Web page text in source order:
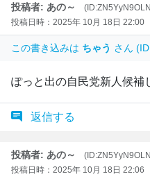
投稿者: あの～
投稿日時：2025年 10月 18日 22:00
この書き込みは ちゃう さん
ぽっと出の自民党新人候補
返信する
投稿者: あの～
投稿日時：2025年 10月 18日 22:06